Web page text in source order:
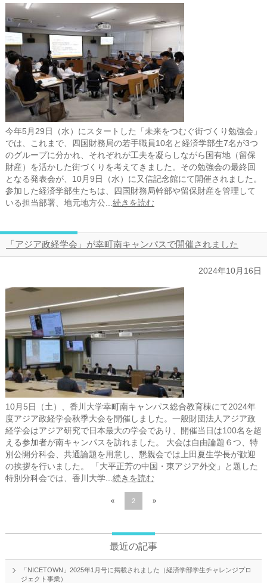
今年5月29日（水）にスタートした「未来をつむぐ街づくり勉強会」
では、これまで、四国財務局の若手職員10名と経済学部生7名が3つ
のグループに分かれ、それぞれが工夫を凝らしながら国有地（留保
財産）を活かした街づくりを考えてきました。その勉強会の最終回
となる発表会が、10月9日（水）に又信記念館にて開催されました。
参加した経済学部生たちは、四国財務局幹部や留保財産を管理して
いる担当部署、地元地方公... 続きを読む
「アジア政経学会」が幸町南キャンパスで開催されました
2024年10月16日
10月5日（土）、香川大学幸町南キャンパス総合教育棟にて2024年
度アジア政経学会秋季大会を開催しました。一般財団法人アジア政
経学会はアジア研究で日本最大の学会であり、開催当日は100名を超
える参加者が南キャンパスを訪れました。 大会は自由論題６つ、特
別公開分科会、共通論題を用意し、懇親会では上田夏生学長が歓迎
の挨拶を行いました。 「大平正芳の中国・東アジア外交」と題した
特別分科会では、香川大学... 続きを読む
« 2 »
最近の記事
「NICETOWN」2025年1月号に掲載されました（経済学部学生チャレンジプロ
ジェクト事業）